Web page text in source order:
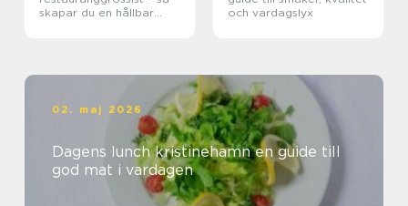
skapar du en hållbar
och vardagslyx
02. maj 2026
Dagens lunch kristinehamn en guide till
god mat i vardagen